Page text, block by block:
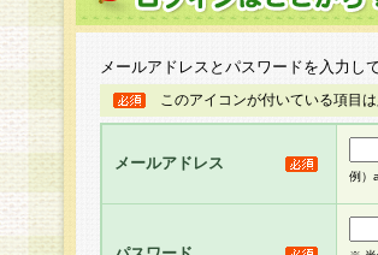
メールアドレスとパスワードを入力し
このアイコンが付いている項目
メールアドレス
例）